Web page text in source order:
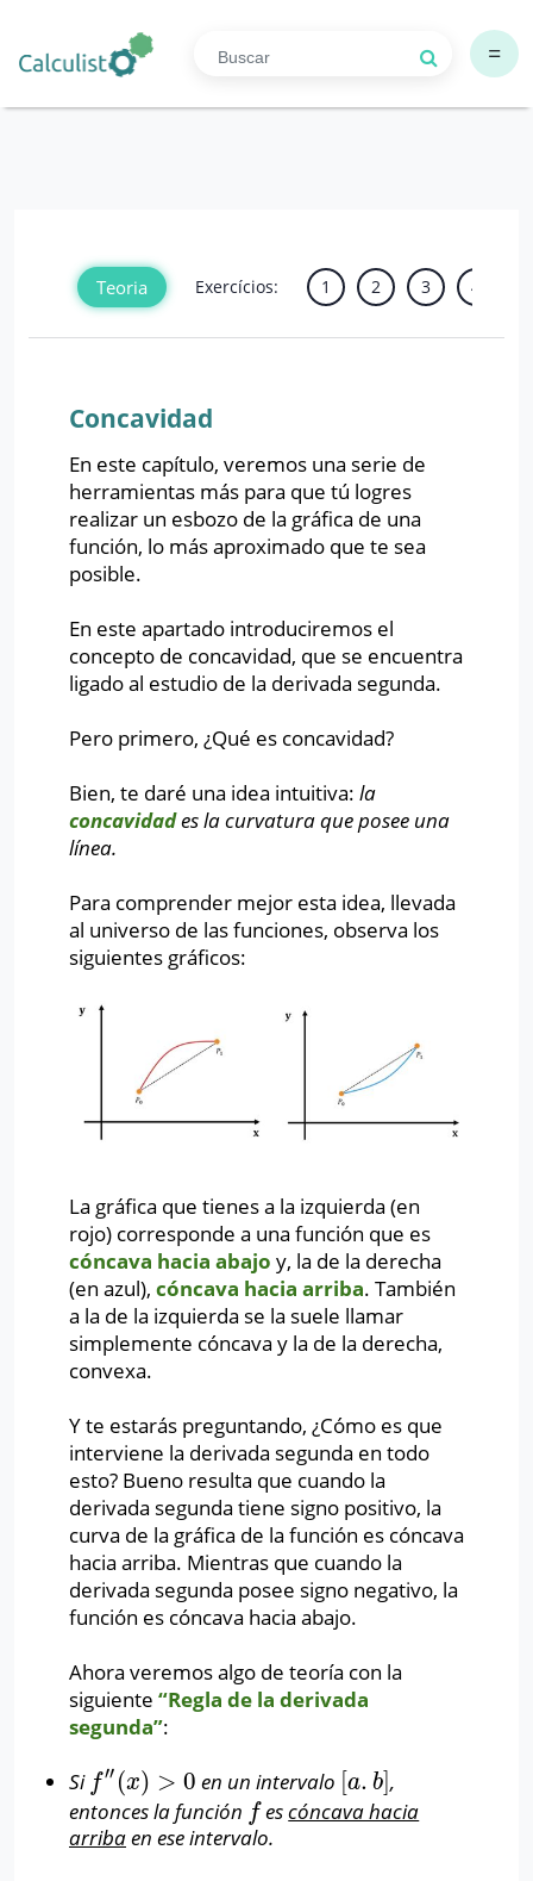
=
Teoria Exercícios: 1 2 3 4
Concavidad
En este capítulo, veremos una serie de
herramientas más para que tú logres
realizar un esbozo de la gráfica de una
función, lo más aproximado que te sea
posible.
En este apartado introduciremos el
concepto de concavidad, que se encuentra
ligado al estudio de la derivada segunda.
Pero primero, ¿Qué es concavidad?
Bien, te daré una idea intuitiva: la
concavidades la curvatura que posee una
línea.
Para comprender mejor esta idea, llevada
al universo de las funciones, observa los
siguientes gráficos:
La gráfica que tienes a la izquierda (en
rojo) corresponde a una función que es
cóncava hacia abajo y, la de la derecha
(en azul), cóncava hacia arriba. También
a la de la izquierda se la suele llamar
simplemente cóncava y la de la derecha,
convexa.
Y te estarás preguntando, ¿Cómo es que
interviene la derivada segunda en todo
esto? Bueno resulta que cuando la
derivada segunda tiene signo positivo, la
curva de la gráfica de la función es cóncava
hacia arriba. Mientras que cuando la
derivada segunda posee signo negativo, la
función es cóncava hacia abajo.
Ahora veremos algo de teoría con la
siguiente “Regla de la derivada
segunda”:
Si f′′ (x) > 0
f″(x)>0 en un intervalo [a. b]
[a.b] ,
entonces la función f
f escóncava hacia
arribaen ese intervalo.